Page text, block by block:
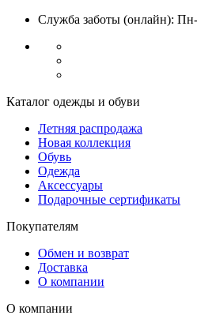
Служба заботы (онлайн):
Каталог одежды и обуви
Летняя распродажа
Новая коллекция
Обувь
Одежда
Аксессуары
Подарочные сертификаты
Покупателям
Обмен и возврат
Доставка
О компании
О компании